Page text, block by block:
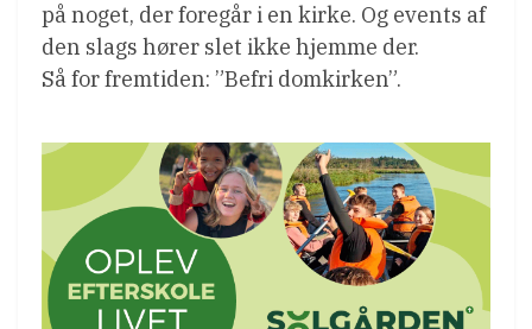
på noget, der foregår i en kirke. Og events af
den slags hører slet ikke hjemme der.
Så for fremtiden: ”Befri domkirken”.